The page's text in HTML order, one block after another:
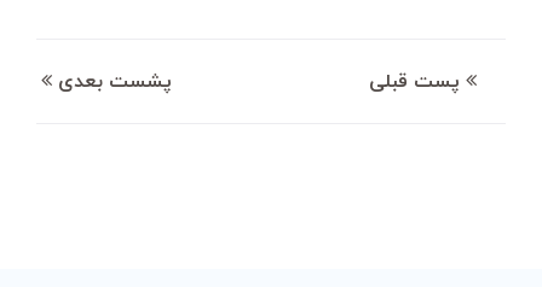
پست قبلی پشست بعدی